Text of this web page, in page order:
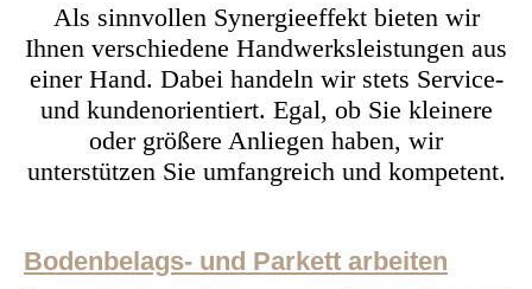
Als sinnvollen Synergieeffekt bieten wir
Ihnen verschiedene Handwerksleistungen aus
einer Hand. Dabei handeln wir stets Service-
und kundenorientiert. Egal, ob Sie kleinere
oder größere Anliegen haben, wir
unterstützen Sie umfangreich und kompetent.
Bodenbelags- und Parkett arbeiten